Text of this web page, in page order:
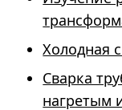
Холодная
Сварка
нагретым